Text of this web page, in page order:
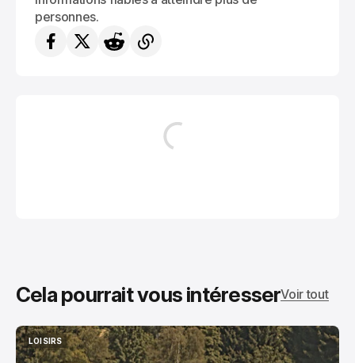
personnes.
Cela pourrait vous intéresserVoir tout
LOISIRS
LOISIRS